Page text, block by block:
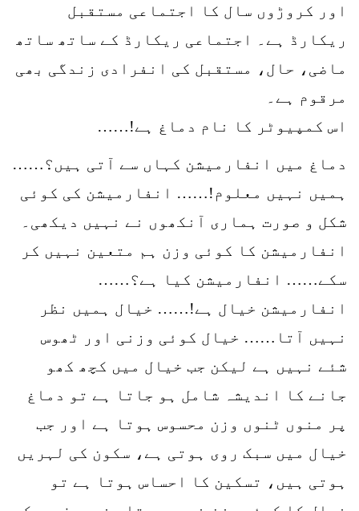
اور کروڑوں سال کا اجتماعی مستقبل
ریکارڈ ہے۔ اجتماعی ریکارڈ کے ساتھ ساتھ
ماضی، حال، مستقبل کی انفرادی زندگی بھی
مرقوم ہے۔
اس کمپیوٹر کا نام دماغ ہے!……
دماغ میں انفارمیشن کہاں سے آتی ہیں؟……
ہمیں نہیں معلوم!…… انفارمیشن کی کوئی
شکل و صورت ہماری آنکھوں نے نہیں دیکھی۔
انفارمیشن کا کوئی وزن ہم متعین نہیں کر
سکے…… انفارمیشن کیا ہے؟……
انفارمیشن خیال ہے!…… خیال ہمیں نظر
نہیں آتا…… خیال کوئی وزنی اور ٹھوس
شئے نہیں ہے لیکن جب خیال میں کچھ کھو
جانے کا اندیشہ شامل ہو جاتا ہے تو دماغ
پر منوں ٹنوں وزن محسوس ہوتا ہے اور جب
خیال میں سبک روی ہوتی ہے، سکون کی لہریں
ہوتی ہیں، تسکین کا احساس ہوتا ہے تو